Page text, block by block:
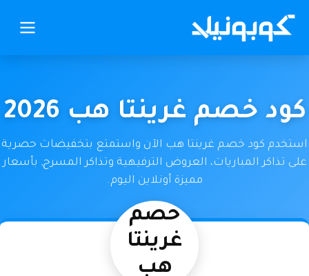
كود خصم غرينتا هب 2026
استخدم كود خصم غرينتا هب الآن واستمتع بتخفيضات حصرية
على تذاكر المباريات، العروض الترفيهية وتذاكر المسرح, بأسعار
مميزة أونلاين اليوم.
كود
خصم
غرينتا
هب